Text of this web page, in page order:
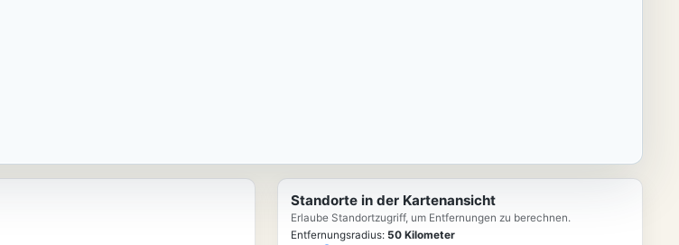
Standorte in der Kartenansicht
Erlaube Standortzugriff, um Entfernungen zu berechnen.
Entfernungsradius: 50Kilometer